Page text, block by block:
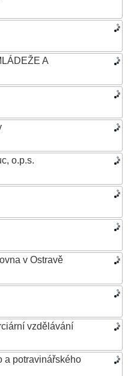
A
o.p.s.
v Ostravě
vzdělávání
a potravinářského